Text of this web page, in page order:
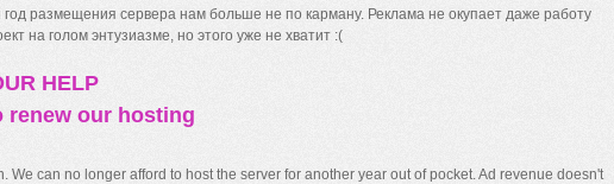
размещения сервера нам больше не по карману. Реклама не окупает даже работу
на голом энтузиазме, но этого уже не хватит :(
HELP
renew our hosting
We can no longer afford to host the server for another year out of pocket. Ad revenue doesn't